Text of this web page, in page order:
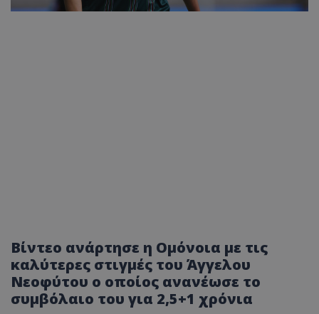
Βίντεο ανάρτησε η Ομόνοια με τις
καλύτερες στιγμές του Άγγελου
Νεοφύτου ο οποίος ανανέωσε το
συμβόλαιο του για 2,5+1 χρόνια